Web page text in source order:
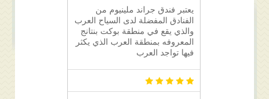
يعتبر فندق جراند ملينيوم من
الفنادق المفضلة لدى السياح العرب
والذي يقع في منطقة بوكت بنتانج
المعروفه بمنطقة العرب الذي يكثر
فيها تواجد العرب